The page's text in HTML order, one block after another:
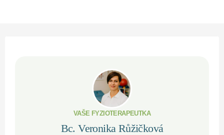
VAŠE FYZIOTERAPEUTKA
Bc. Veronika Růžičková